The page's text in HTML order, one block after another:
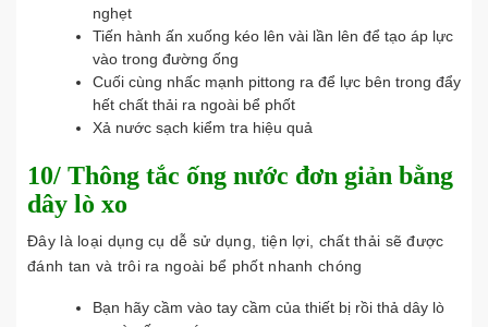
nghẹt
Tiến hành ấn xuống kéo lên vài lần lên để tạo áp lực
vào trong đường ống
Cuối cùng nhấc mạnh pittong ra để lực bên trong đẩy
hết chất thải ra ngoài bể phốt
Xả nước sạch kiểm tra hiệu quả
10/ Thông tắc ống nước đơn giản bằng
dây lò xo
Đây là loại dụng cụ dễ sử dụng, tiện lợi, chất thải sẽ được
đánh tan và trôi ra ngoài bể phốt nhanh chóng
Bạn hãy cầm vào tay cầm của thiết bị rồi thả dây lò